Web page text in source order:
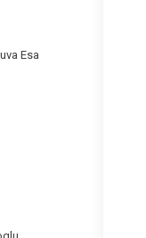
Esa